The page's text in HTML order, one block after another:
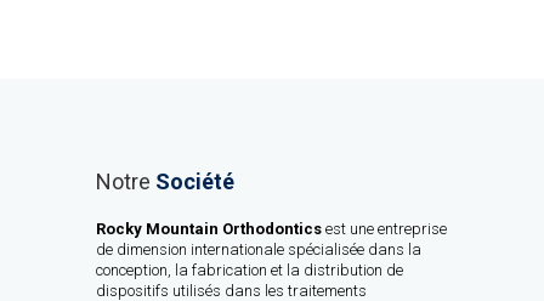
Notre Société
Rocky Mountain Orthodontics est une entreprise
de dimension internationale spécialisée dans la
conception, la fabrication et la distribution de
dispositifs utilisés dans les traitements